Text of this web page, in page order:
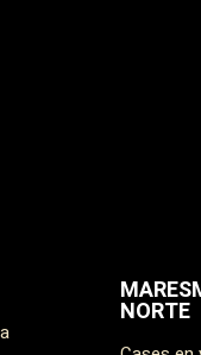
NORTE